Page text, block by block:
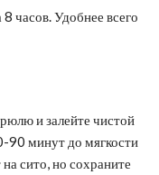
часов. Удобнее всего
и залейте чистой
90 минут до мягкости
сито, но сохраните